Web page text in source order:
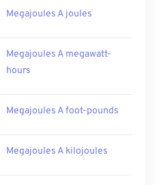
Megajoules A joules
Megajoules A megawatt-
hours
Megajoules A foot-pounds
Megajoules A kilojoules